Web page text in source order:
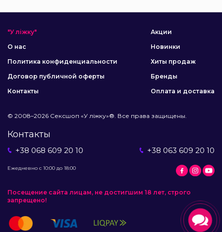
"У ліжку"
О нас
Политика конфиденциальности
Договор публичной оферты
Контакты
Акции
Новинки
Хиты продаж
Бренды
Оплата и доставка
© 2008–2026 Сексшоп «У ліжку»®. Все права защищены.
Контакты
+38 068 609 20 10 +38 063 609 20 10
Ежедневно с 10:00 до 18:00
Посещение сайта лицам, не достигшим 18 лет, строго
запрещено!